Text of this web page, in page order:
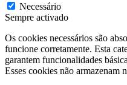
Necessário
Sempre activado
Os cookies necessários são
funcione corretamente. Esta
garantem funcionalidades
Esses cookies não armazenam